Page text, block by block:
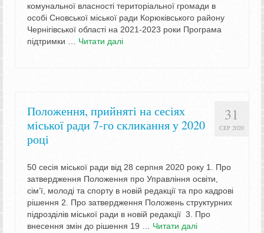
комунальної власності територіальної громади в
особі Сновської міської ради Корюківського району
Чернігівської області на 2021-2023 роки Програма
підтримки … Читати далі
31
СЕР 2020
Положення, прийняті на сесіях
міської ради 7-го скликання у 2020
році
50 сесія міської ради від 28 серпня 2020 року 1. Про
затвердження Положення про Управління освіти,
сім’ї, молоді та спорту в новій редакції та про кадрові
рішення 2. Про затвердження Положень структурних
підрозділів міської ради в новій редакції 3. Про
внесення змін до рішення 19 … Читати далі